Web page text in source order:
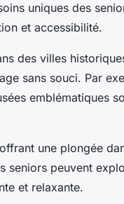
uniques des
et accessibilité.
des villes
sans souci. Par
emblématiques
une plongée
seniors peuvent
et relaxante.